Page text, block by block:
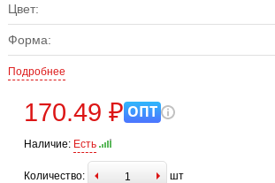
Цвет:
Форма:
Подробнее
170.49 ₽ ОПТ
Наличие: Есть
Количество: шт